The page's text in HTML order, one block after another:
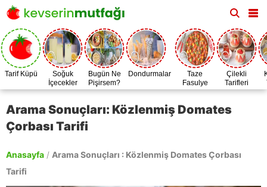
Tarif Küpü
Soğuk
İçecekler
Bugün Ne
Pişirsem?
Dondurmalar
Taze
Fasulye
Zamanı
Çilekli
Tarifleri
Arama Sonuçları: Közlenmiş Domates
Çorbası Tarifi
Anasayfa / Arama Sonuçları : Közlenmiş Domates Çorbası
Tarifi